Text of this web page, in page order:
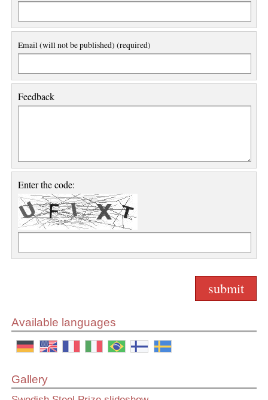
Email (will not be published) (required)
Feedback
Enter the code:
Available languages
Gallery